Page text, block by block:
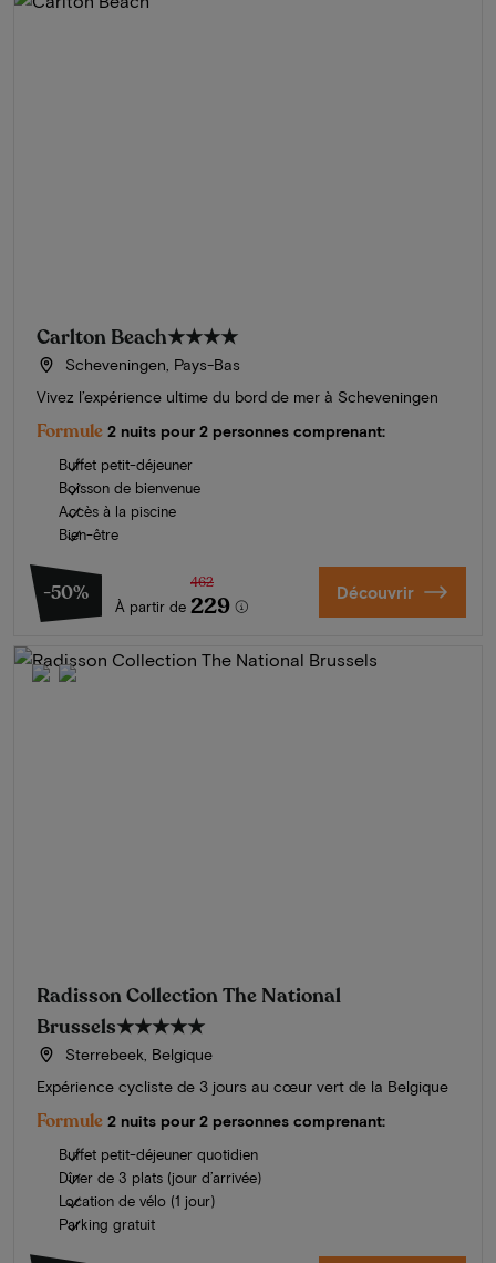
Carlton Beach★★★★
Scheveningen, Pays-Bas
Vivez l’expérience ultime du bord de mer à Scheveningen
Formule 2 nuits pour 2 personnes comprenant:
Buffet petit-déjeuner
Boisson de bienvenue
Accès à la piscine
Bien-être
-50%
À partir de
462
229 Découvrir
Radisson Collection The National
Brussels★★★★★
Sterrebeek, Belgique
Expérience cycliste de 3 jours au cœur vert de la Belgique
Formule 2 nuits pour 2 personnes comprenant:
Buffet petit-déjeuner quotidien
Dîner de 3 plats (jour d’arrivée)
Location de vélo (1 jour)
Parking gratuit